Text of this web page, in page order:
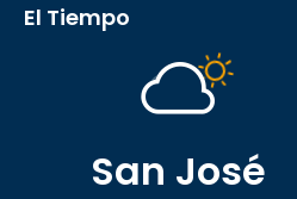
El Tiempo
San José